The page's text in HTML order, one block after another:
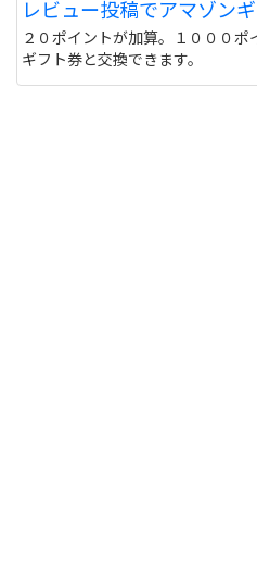
レビュー投稿でアマゾン
２０ポイントが加算。１０００
ギフト券と交換できます。